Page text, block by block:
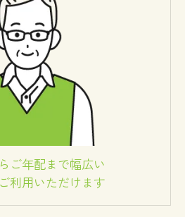
ご年配まで幅広い
利用いただけます